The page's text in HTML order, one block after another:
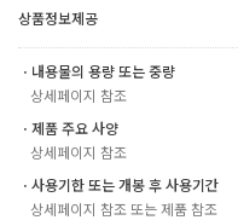
상품정보제공
ㆍ내용물의 용량 또는 중량
상세페이지 참조
ㆍ제품 주요 사양
상세페이지 참조
ㆍ사용기한 또는 개봉 후 사용기간
상세페이지 참조 또는 제품 참조